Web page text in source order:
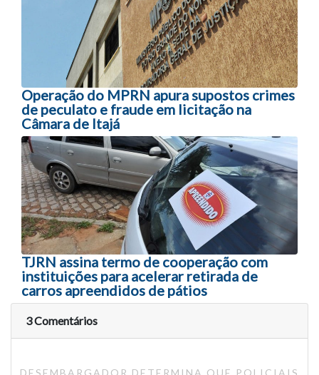
Operação do MPRN apura supostos crimes
de peculato e fraude em licitação na
Câmara de Itajá
TJRN assina termo de cooperação com
instituições para acelerar retirada de
carros apreendidos de pátios
3 Comentários
DESEMBARGADOR DETERMINA QUE POLICIAIS